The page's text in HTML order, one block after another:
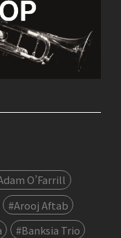
O’Farrill
#Arooj Aftab
#Banksia Trio